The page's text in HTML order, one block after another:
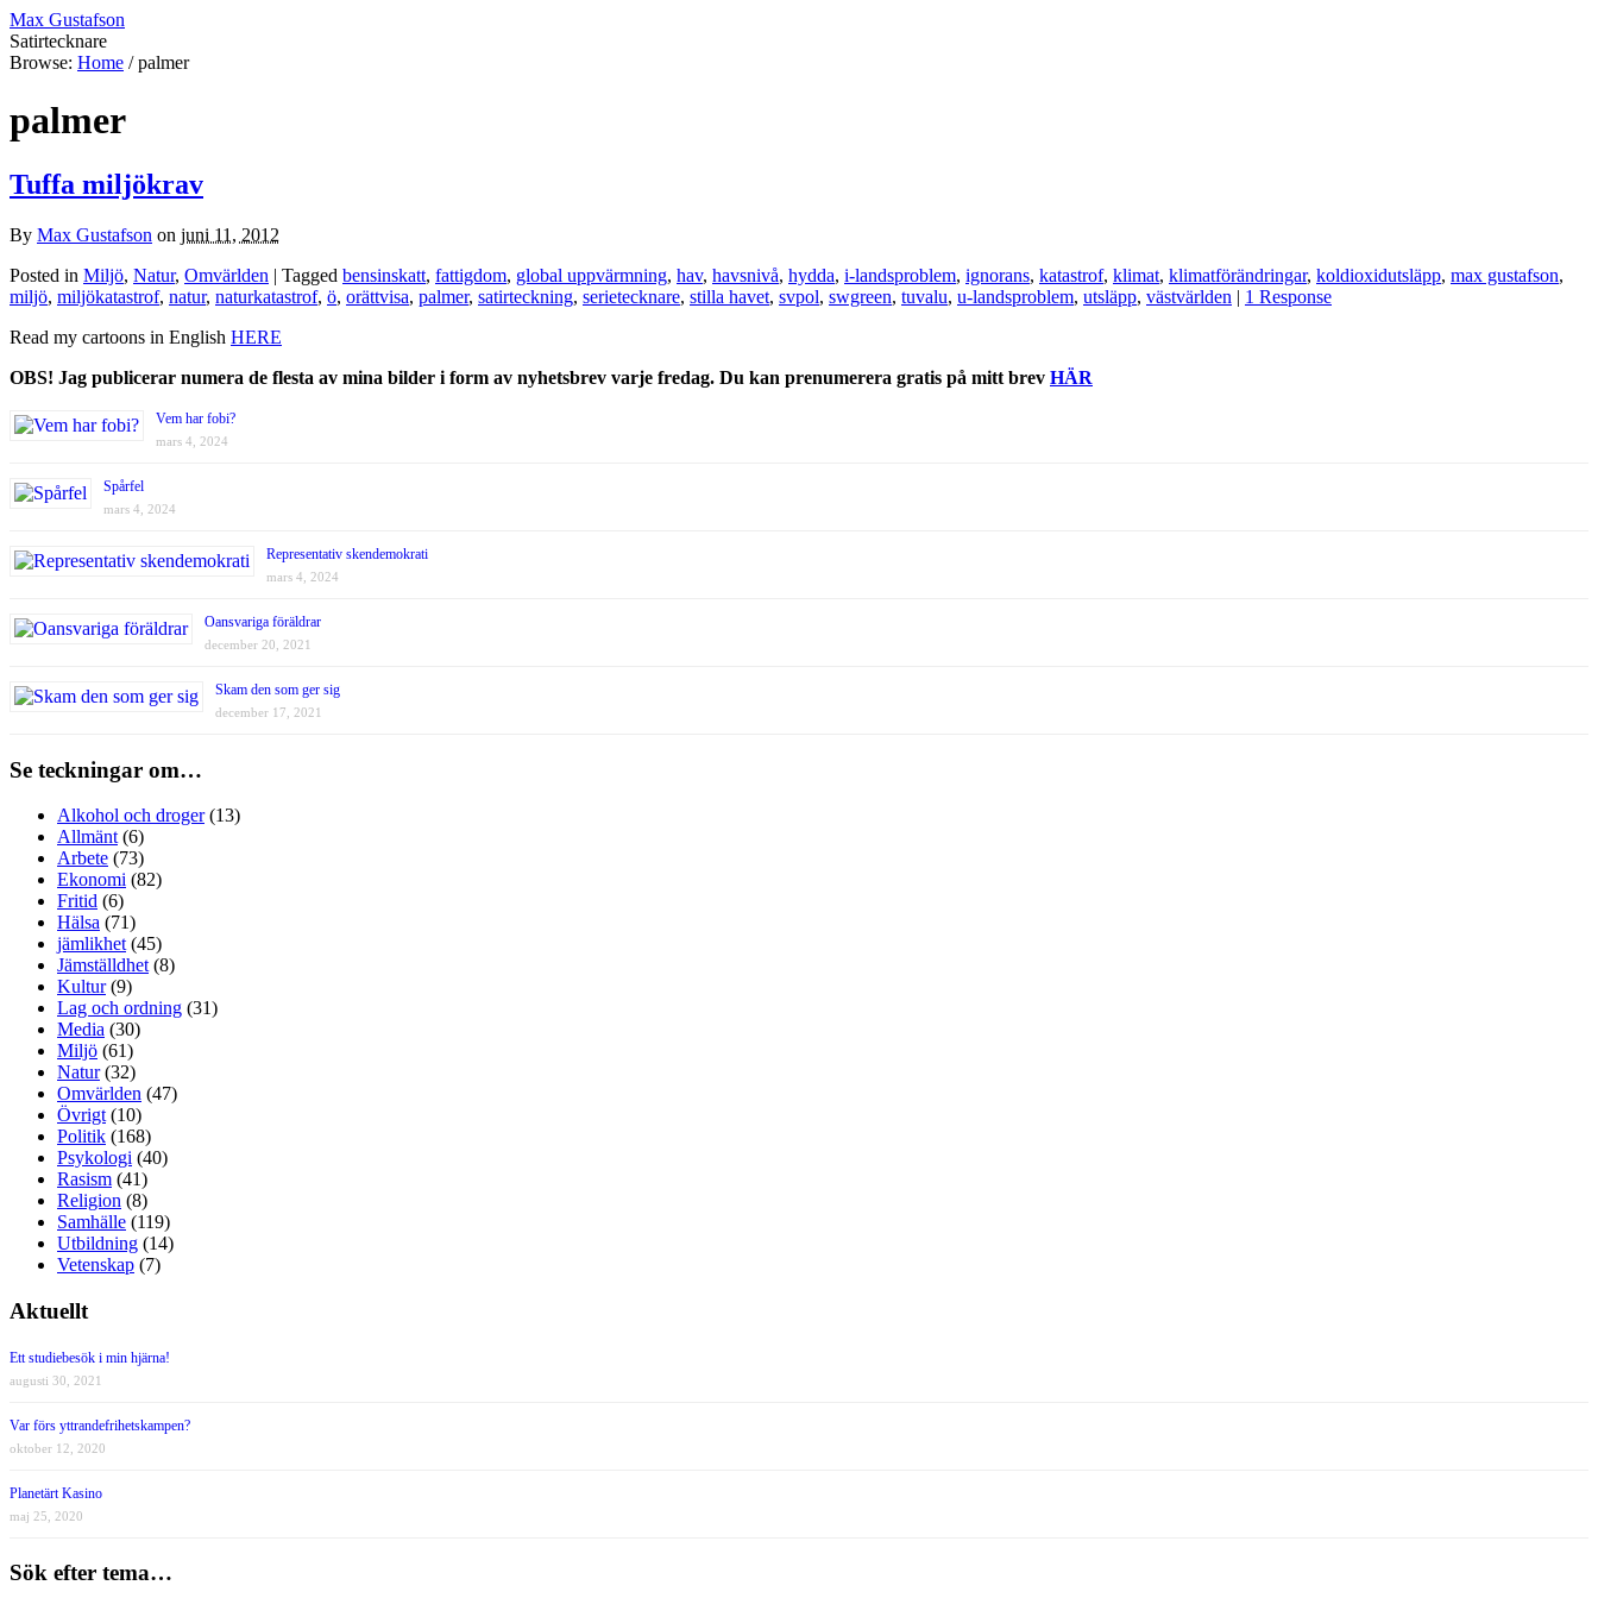
Max Gustafson
Satirtecknare
Browse: Home / palmer
palmer
Tuffa miljökrav
By Max Gustafson on juni 11, 2012
Posted in Miljö, Natur, Omvärlden | Tagged bensinskatt, fattigdom, global uppvärmning, hav, havsnivå, hydda, i-landsproblem, ignorans, katastrof, klimat, klimatförändringar, koldioxidutsläpp, max gustafson,
miljö, miljökatastrof, natur, naturkatastrof, ö, orättvisa, palmer, satirteckning, serietecknare, stilla havet, svpol, swgreen, tuvalu, u-landsproblem, utsläpp, västvärlden | 1 Response
Read my cartoons in English HERE
OBS! Jag publicerar numera de flesta av mina bilder i form av nyhetsbrev varje fredag. Du kan prenumerera gratis på mitt brev HÄR
Vem har fobi?
mars 4, 2024
Spårfel
mars 4, 2024
Representativ skendemokrati
mars 4, 2024
Oansvariga föräldrar
december 20, 2021
Skam den som ger sig
december 17, 2021
Se teckningar om…
Alkohol och droger(13)
Allmänt (6)
Arbete (73)
Ekonomi (82)
Fritid (6)
Hälsa (71)
jämlikhet (45)
Jämställdhet (8)
Kultur(9)
Lag och ordning (31)
Media (30)
Miljö (61)
Natur(32)
Omvärlden (47)
Övrigt (10)
Politik (168)
Psykologi (40)
Rasism (41)
Religion (8)
Samhälle (119)
Utbildning (14)
Vetenskap (7)
Aktuellt
Ett studiebesök i min hjärna!
augusti 30, 2021
Var förs yttrandefrihetskampen?
oktober 12, 2020
Planetärt Kasino
maj 25, 2020
Sök efter tema…